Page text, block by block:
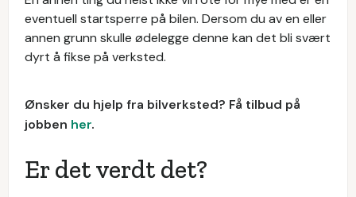
eventuell startsperre på bilen. Dersom du av en eller
annen grunn skulle ødelegge denne kan det bli svært
dyrt å fikse på verksted.
Ønsker du hjelp fra bilverksted? Få tilbud på
jobben her.
Er det verdt det?